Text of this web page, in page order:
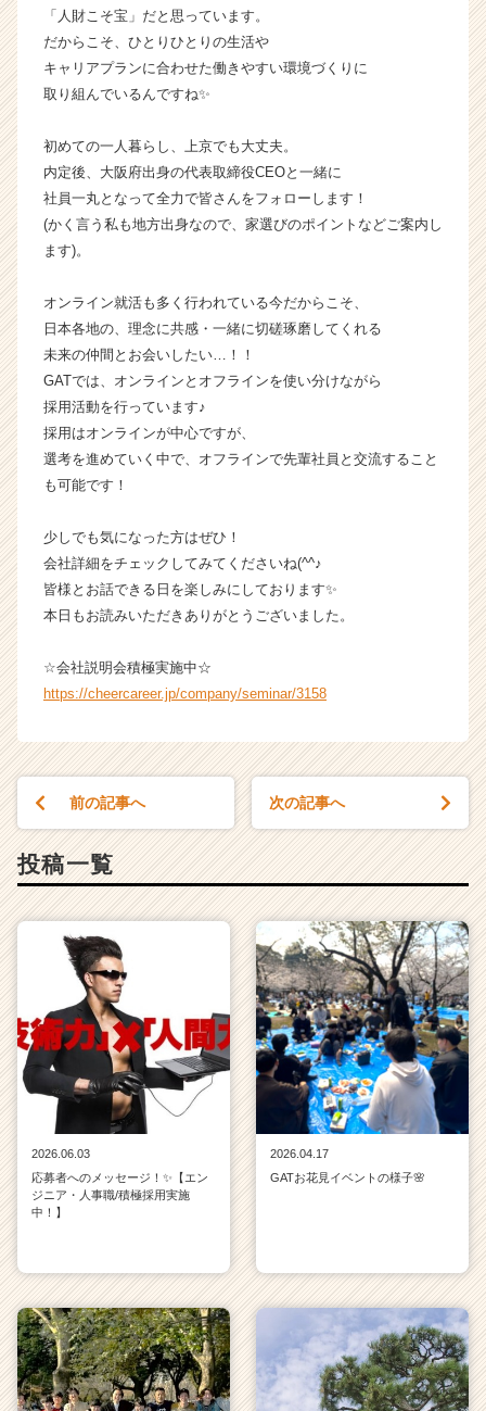
イ
ア
キ
リ
ア
（C
h
C
a
e
r）
「人財こそ宝」だと思っています。
だからこそ、ひとりひとりの生活や
キャリアプランに合わせた働きやすい環境づくりに
取り組んでいるんですね✨
初めての一人暮らし、上京でも大丈夫。
内定後、大阪府出身の代表取締役CEOと一緒に
社員一丸となって全力で皆さんをフォローします！
(かく言う私も地方出身なので、家選びのポイントなどご案内し
ます)。
オンライン就活も多く行われている今だからこそ、
日本各地の、理念に共感・一緒に切磋琢磨してくれる
未来の仲間とお会いしたい…！！
GATでは、オンラインとオフラインを使い分けながら
採用活動を行っています♪
採用はオンラインが中心ですが、
選考を進めていく中で、オフラインで先輩社員と交流すること
も可能です！
少しでも気になった方はぜひ！
会社詳細をチェックしてみてくださいね(^^♪
皆様とお話できる日を楽しみにしております✨
本日もお読みいただきありがとうございました。
☆会社説明会積極実施中☆
https://cheercareer.jp/company/seminar/3158
前の記事へ 次の記事へ
投稿一覧
2026.06.03
応募者へのメッセージ！✨【エン
ジニア・人事職/積極採用実施
中！】
2026.04.17
GATお花見イベントの様子🌸